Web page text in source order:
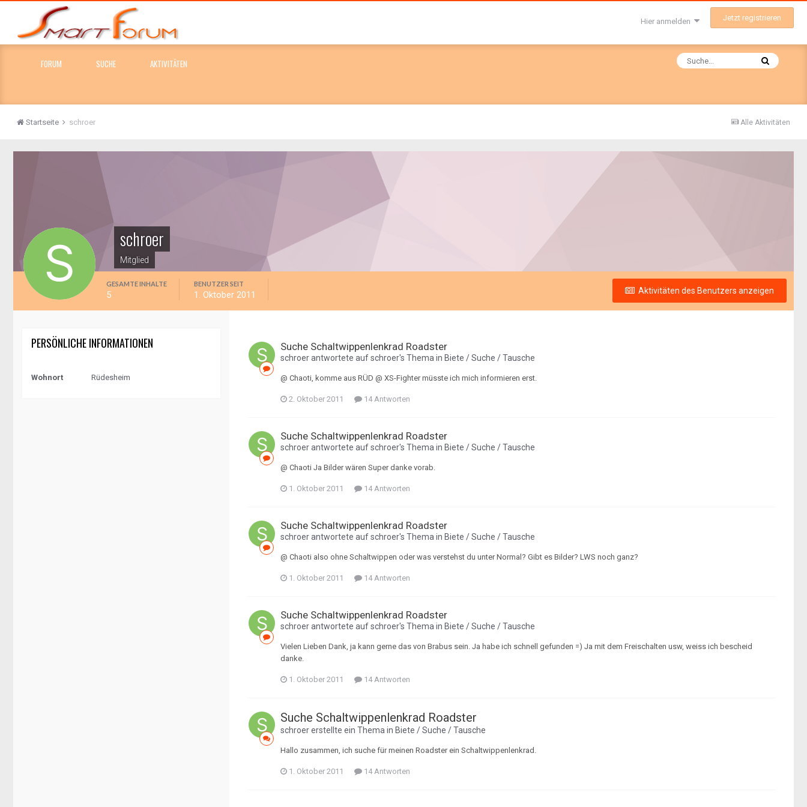
Hier anmelden Jetzt registrieren
FORUM SUCHE AKTIVITÄTEN
Alle Aktivitäten
Startseite schroer
schroer
Mitglied
Aktivitäten des Benutzers anzeigen
GESAMTE INHALTE
5
BENUTZER SEIT
1. Oktober 2011
PERSÖNLICHE INFORMATIONEN
Wohnort Rüdesheim
Suche Schaltwippenlenkrad Roadster
schroerantwortete aufschroer's Thema in Biete / Suche / Tausche
@ Chaoti, komme aus RÜD @ XS-Fighter müsste ich mich informieren erst.
2. Oktober 2011 14 Antworten
Suche Schaltwippenlenkrad Roadster
schroerantwortete aufschroer's Thema in Biete / Suche / Tausche
@ Chaoti Ja Bilder wären Super danke vorab.
1. Oktober 2011 14 Antworten
Suche Schaltwippenlenkrad Roadster
schroerantwortete aufschroer's Thema in Biete / Suche / Tausche
@ Chaoti also ohne Schaltwippen oder was verstehst du unter Normal? Gibt es Bilder? LWS noch ganz?
1. Oktober 2011 14 Antworten
Suche Schaltwippenlenkrad Roadster
schroerantwortete aufschroer's Thema in Biete / Suche / Tausche
Vielen Lieben Dank, ja kann gerne das von Brabus sein. Ja habe ich schnell gefunden =) Ja mit dem Freischalten usw, weiss ich bescheid
danke.
1. Oktober 2011 14 Antworten
Suche Schaltwippenlenkrad Roadster
schroererstellte ein Thema in Biete / Suche / Tausche
Hallo zusammen, ich suche für meinen Roadster ein Schaltwippenlenkrad.
1. Oktober 2011 14 Antworten